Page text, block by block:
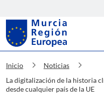
Murcia Región
Inicio chevron_right Noticias chevron_right
La digitalización de la historia
desde cualquier país de la UE